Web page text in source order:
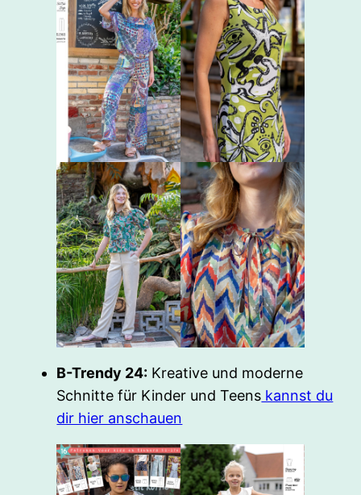
B-Trendy 24: Kreative und moderne
Schnitte für Kinder und Teens kannst du
dir hier anschauen